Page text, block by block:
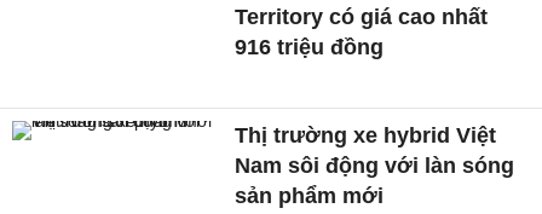
Territory có giá cao nhất
916 triệu đồng
Thị trường xe hybrid Việt
Nam sôi động với làn sóng
sản phẩm mới